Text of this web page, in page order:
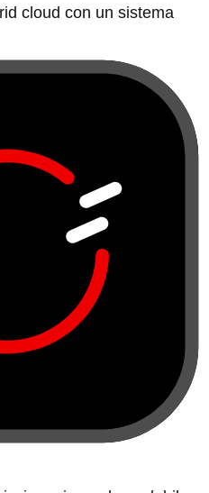
cloud con un sistema